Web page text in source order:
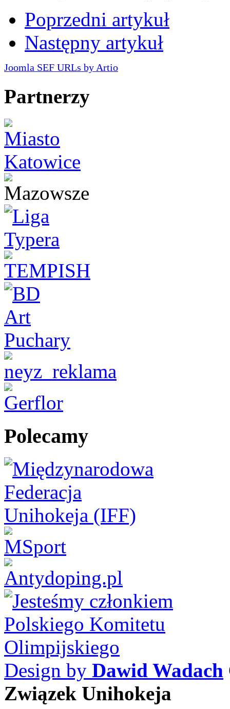
Poprzedni artykuł
Następny artykuł
Joomla SEF URLs by Artio
Partnerzy
Polecamy
Design by Dawid Wadach
Związek Unihokeja